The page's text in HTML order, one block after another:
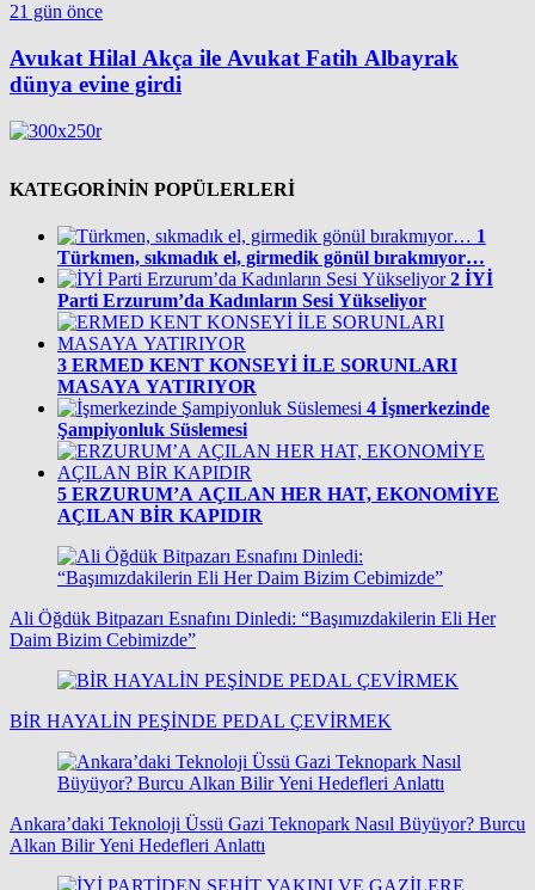
21 gün önce
Avukat Hilal Akça ile Avukat Fatih Albayrak
dünya evine girdi
KATEGORİNİN POPÜLERLERİ
1
Türkmen, sıkmadık el, girmedik gönül bırakmıyor…
2 İYİ
Parti Erzurum’da Kadınların Sesi Yükseliyor
3 ERMED KENT KONSEYİ İLE SORUNLARI
MASAYA YATIRIYOR
4 İşmerkezinde
Şampiyonluk Süslemesi
5 ERZURUM’A AÇILAN HER HAT, EKONOMİYE
AÇILAN BİR KAPIDIR
Ali Öğdük Bitpazarı Esnafını Dinledi: “Başımızdakilerin Eli Her
Daim Bizim Cebimizde”
BİR HAYALİN PEŞİNDE PEDAL ÇEVİRMEK
Ankara’daki Teknoloji Üssü Gazi Teknopark Nasıl Büyüyor? Burcu
Alkan Bilir Yeni Hedefleri Anlattı